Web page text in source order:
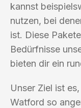
kannst
nutzen, bei
ist. Diese
Bedürfnisse
bieten dir ein
Unser Ziel ist
Watford so